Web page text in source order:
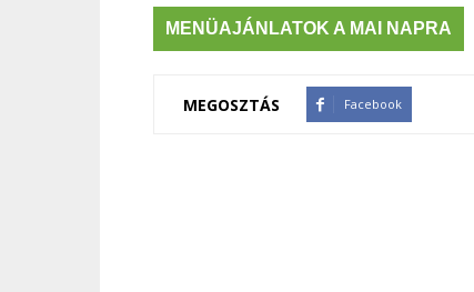
MENÜAJÁNLATOK A MAI NAPRA
MEGOSZTÁS Facebook